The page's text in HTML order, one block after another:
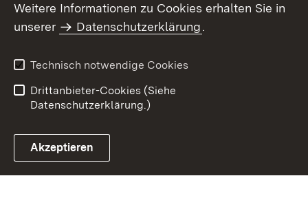
Weitere Informationen zu Cookies erhalten Sie in
unserer
Datenschutzerklärung.
Technisch notwendige Cookies
Drittanbieter-Cookies (Siehe
Datenschutzerklärung.)
Akzeptieren